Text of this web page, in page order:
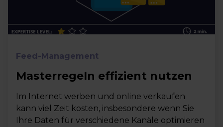
Feed-Management
Masterregeln effizient nutzen
Im Internet werben und online verkaufen
kann viel Zeit kosten, insbesondere wenn Sie
Ihre Daten für verschiedene Kanäle optimieren